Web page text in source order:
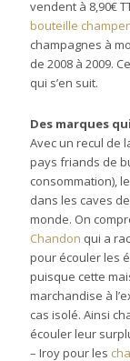
vendent à 8,90€
bouteille
champagnes à
de 2008 à 2009.
qui s’en suit.
Des marques
Avec un recul de
pays friands de
consommation),
dans les caves
monde. On
Chandon qui a
pour écouler les
puisque cette
marchandise à
cas isolé. Ainsi
écouler leur
– Iroy pour les